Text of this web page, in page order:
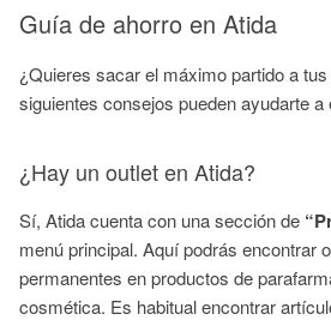
Guía de ahorro en Atida
¿Quieres sacar el máximo partido a
siguientes consejos pueden ayudarte a
¿Hay un outlet en Atida?
Sí, Atida cuenta con una sección de
menú principal. Aquí podrás encontrar
permanentes en productos de
cosmética. Es habitual encontrar